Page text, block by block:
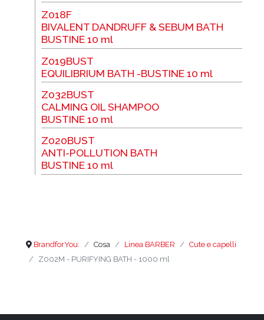
Z018F
BIVALENT DANDRUFF & SEBUM BATH
BUSTINE 10 ml
Z019BUST
EQUILIBRIUM BATH -BUSTINE 10 ml
Z032BUST
CALMING OIL SHAMPOO
BUSTINE 10 ml
Z020BUST
ANTI-POLLUTION BATH
BUSTINE 10 ml
BrandforYou: Cosa Linea BARBER
Cute e capelli
Z002M - PURIFYING BATH - 1000 ml